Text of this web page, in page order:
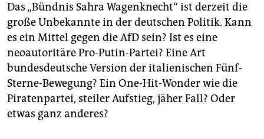
genossenschaft
epaper login
Das „Bündnis Sahra Wagenknecht“ ist derzeit die
große Unbekannte in der deutschen Politik. Kann
es ein Mittel gegen die AfD sein? Ist es eine
neoautoritäre Pro-Putin-Partei? Eine Art
bundesdeutsche Version der italienischen Fünf-
Sterne-Bewegung? Ein One-Hit-Wonder wie die
Piratenpartei, steiler Aufstieg, jäher Fall? Oder
etwas ganz anderes?